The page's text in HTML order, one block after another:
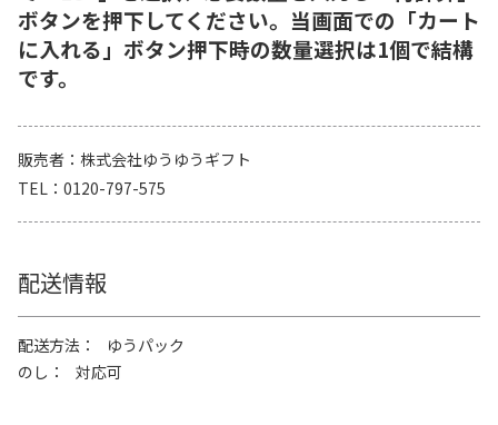
ボタンを押下してください。当画面での「カート
に入れる」ボタン押下時の数量選択は1個で結構
です。
販売者
株式会社ゆうゆうギフト
TEL
0120-797-575
配送情報
配送方法
ゆうパック
のし
対応可